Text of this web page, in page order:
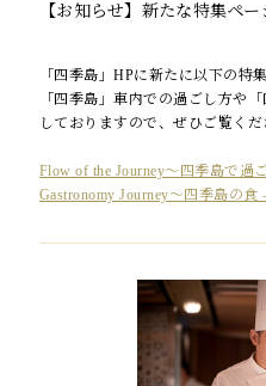
【お知らせ】新たな特集ペ
「四季島」HPに新たに以下の特
「四季島」車内での過ごし方や
しておりますので、ぜひご覧くだ
Flow of the Journey〜四季島で過
Gastronomy Journey〜四季島の